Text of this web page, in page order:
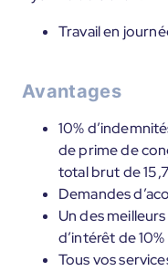
Travail en
Avantages
10%
de prime de
total brut de
Demandes
Un des
d’intérêt de
Tous vos